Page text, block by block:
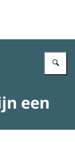
toetsing regeldruk
een